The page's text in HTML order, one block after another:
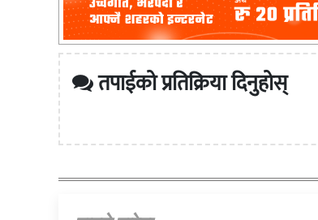
तपाईको प्रतिक्रिया दिनुहोस्